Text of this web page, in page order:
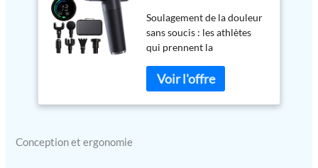
pour athlètes –
Masseur à percussion
pour soulager la
douleur, thérapie
musculaire et
relaxation
Soulagement de la douleur
sans soucis : les athlètes
qui prennent la
disent que le nouveau
pistolet de massage Fusion
Black leur donne un
Conception et ergonomie